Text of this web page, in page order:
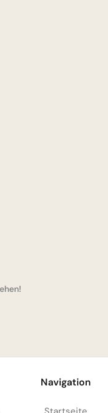
Navigation